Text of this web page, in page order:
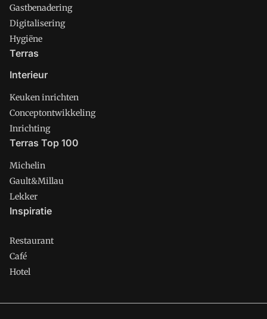
Gastbenadering
Digitalisering
Hygiëne
Terras
Interieur
Keuken inrichten
Conceptontwikkeling
Inrichting
Terras Top 100
Michelin
Gault&Millau
Lekker
Inspiratie
Restaurant
Café
Hotel